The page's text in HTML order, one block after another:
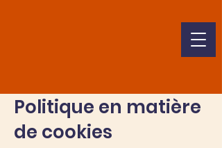
Politique en matière
de cookies